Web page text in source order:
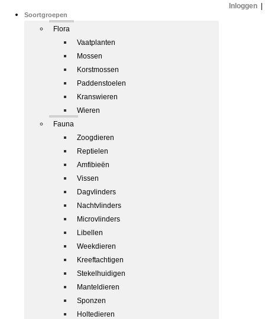
Soortgroepen
Flora
Vaatplanten
Mossen
Korstmossen
Paddenstoelen
Kranswieren
Wieren
Fauna
Zoogdieren
Reptielen
Amfibieën
Vissen
Dagvlinders
Nachtvlinders
Microvlinders
Libellen
Weekdieren
Kreeftachtigen
Stekelhuidigen
Manteldieren
Sponzen
Holtedieren
Inloggen